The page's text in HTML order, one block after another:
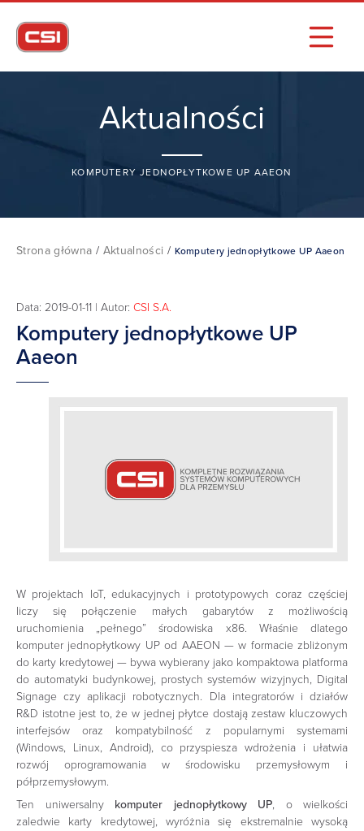
Aktualności
KOMPUTERY JEDNOPŁYTKOWE UP AAEON
Strona główna / Aktualności / Komputery jednopłytkowe UP Aaeon
Data: 2019-01-11 | Autor: CSI S.A.
Komputery jednopłytkowe UP
Aaeon
W projektach IoT, edukacyjnych i prototypowych coraz częściej
liczy się połączenie małych gabarytów z możliwością
uruchomienia „pełnego” środowiska x86. Właśnie dlatego
komputer jednopłytkowy UP od AAEON — w formacie zbliżonym
do karty kredytowej — bywa wybierany jako kompaktowa platforma
do automatyki budynkowej, prostych systemów wizyjnych, Digital
Signage czy aplikacji robotycznych. Dla integratorów i działów
R&D istotne jest to, że w jednej płytce dostają zestaw kluczowych
interfejsów oraz kompatybilność z popularnymi systemami
(Windows, Linux, Android), co przyspiesza wdrożenia i ułatwia
rozwój oprogramowania w środowisku przemysłowym i
półprzemysłowym.
Ten uniwersalny komputer jednopłytkowy UP, o wielkości
zaledwie karty kredytowej, wyróżnia się ekstremalnie wysoką